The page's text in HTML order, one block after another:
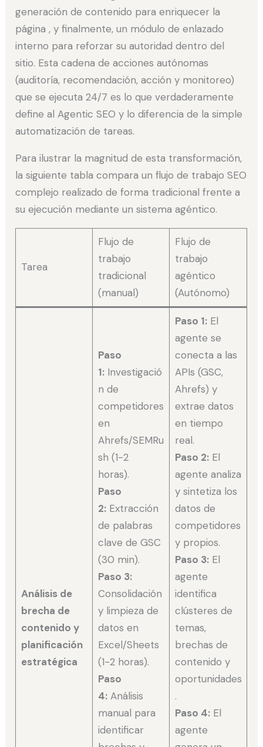
generación de contenido para enriquecer la
página , y finalmente, un módulo de enlazado
interno para reforzar su autoridad dentro del
sitio. Esta cadena de acciones autónomas
(auditoría, recomendación, acción y monitoreo)
que se ejecuta 24/7 es lo que verdaderamente
define al Agentic SEO y lo diferencia de la simple
automatización de tareas.
Para ilustrar la magnitud de esta transformación,
la siguiente tabla compara un flujo de trabajo SEO
complejo realizado de forma tradicional frente a
su ejecución mediante un sistema agéntico.
Tarea
Flujo de
trabajo
tradicional
(manual)
Flujo de
trabajo
agéntico
(Autónomo)
Análisis de
brecha de
contenido y
planificación
estratégica
Paso
1:Investigació
n de
competidores
en
Ahrefs/SEMRu
sh (1-2
horas).
Paso
2:Extracción
de palabras
clave de GSC
(30 min).
Paso 3:
Consolidación
y limpieza de
datos en
Excel/Sheets
(1-2 horas).
Paso
4:Análisis
manual para
identificar
Paso 1:El
agente se
conecta a las
APIs (GSC,
Ahrefs) y
extrae datos
en tiempo
real.
Paso 2:El
agente analiza
y sintetiza los
datos de
competidores
y propios.
Paso 3:El
agente
identifica
clústeres de
temas,
brechas de
contenido y
oportunidades
.
Paso 4:El
agente